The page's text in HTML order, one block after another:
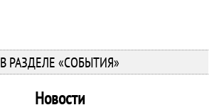
В РАЗДЕЛЕ «СОБЫТИЯ»
Новости